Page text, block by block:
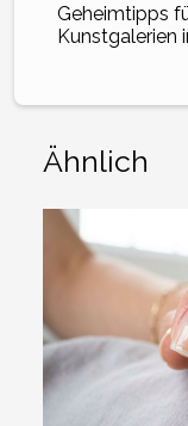
Geheimtipps
Kunstgalerien
Ähnlich